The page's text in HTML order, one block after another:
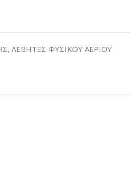
, ΛΕΒΗΤΕΣ ΦΥΣΙΚΟΥ ΑΕΡΙΟΥ